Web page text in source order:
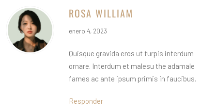
ROSA WILLIAM
enero 4, 2023
Quisque gravida eros ut turpis interdum
ornare. Interdum et malesu the adamale
fames ac ante ipsum primis in faucibus.
Responder